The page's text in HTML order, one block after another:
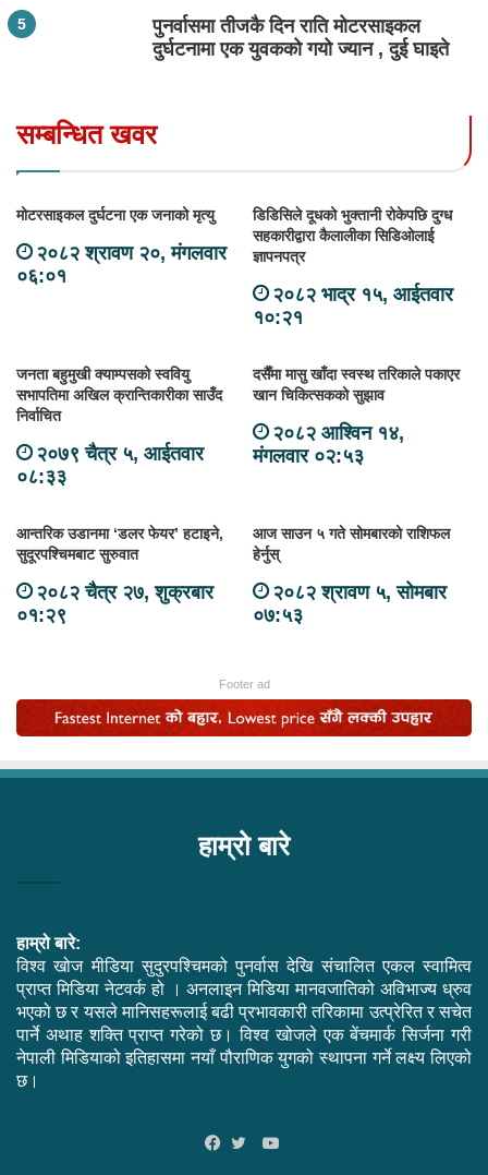
पुनर्वासमा तीजकै दिन राति मोटरसाइकल
दुर्घटनामा एक युवकको गयो ज्यान , दुई घाइते
सम्बन्धित खवर
मोटरसाइकल दुर्घटना एक जनाको मृत्यु
२०८२ श्रावण २०, मंगलवार
०६:०१
डिडिसिले दूधको भुक्तानी रोकेपछि दुग्ध
सहकारीद्वारा कैलालीका सिडिओलाई
ज्ञापनपत्र
२०८२ भाद्र १५, आईतवार
१०:२१
जनता बहुमुखी क्याम्पसको स्ववियु
सभापतिमा अखिल क्रान्तिकारीका साउँद
निर्वाचित
२०७९ चैत्र ५, आईतवार
०८:३३
दसैँमा मासु खाँदा स्वस्थ तरिकाले पकाएर
खान चिकित्सकको सुझाव
२०८२ आश्विन १४,
मंगलवार ०२:५३
आन्तरिक उडानमा ‘डलर फेयर’ हटाइने,
सुदूरपश्चिमबाट सुरुवात
२०८२ चैत्र २७, शुक्रबार
०१:२९
आज साउन ५ गते सोमबारको राशिफल
हेर्नुस्
२०८२ श्रावण ५, सोमबार
०७:५३
Footer ad
हाम्रो बारे
हाम्रो बारे:
विश्व खोज मीडिया सुदुरपश्चिमको पुनर्वास देखि संचालित एकल स्वामित्व
प्राप्त मिडिया नेटवर्क हो । अनलाइन मिडिया मानवजातिको अविभाज्य ध्रुव
भएको छ र यसले मानिसहरूलाई बढी प्रभावकारी तरिकामा उत्प्रेरित र सचेत
पार्ने अथाह शक्ति प्राप्त गरेको छ। विश्व खोजले एक बेंचमार्क सिर्जना गरी
नेपाली मिडियाको इतिहासमा नयाँ पौराणिक युगको स्थापना गर्ने लक्ष्य लिएको
छ।
YouTube